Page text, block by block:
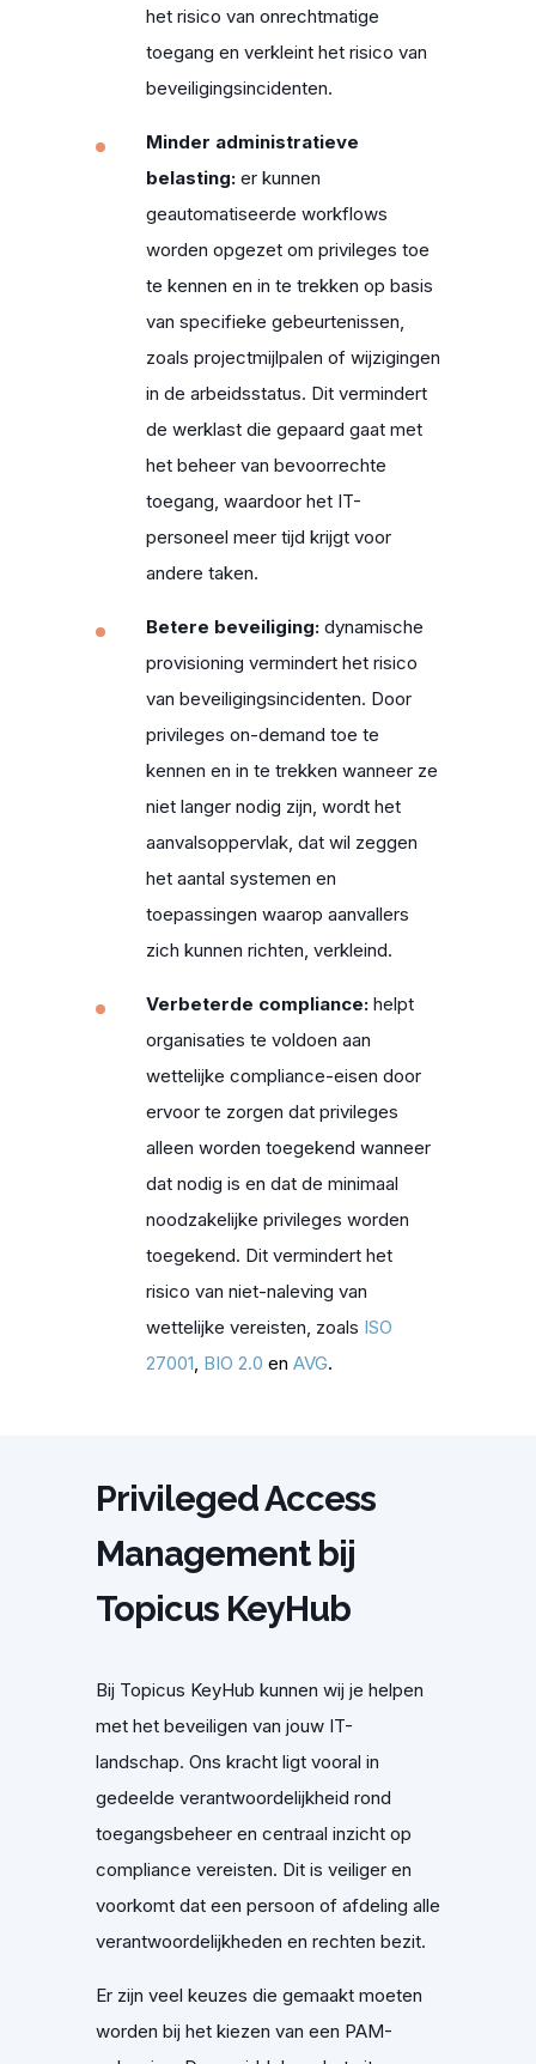
het risico van onrechtmatige
toegang en verkleint het risico van
beveiligingsincidenten.
Minder administratieve
belasting: er kunnen
geautomatiseerde workflows
worden opgezet om privileges toe
te kennen en in te trekken op basis
van specifieke gebeurtenissen,
zoals projectmijlpalen of wijzigingen
in de arbeidsstatus. Dit vermindert
de werklast die gepaard gaat met
het beheer van bevoorrechte
toegang, waardoor het IT-
personeel meer tijd krijgt voor
andere taken.
Betere beveiliging: dynamische
provisioning vermindert het risico
van beveiligingsincidenten. Door
privileges on-demand toe te
kennen en in te trekken wanneer ze
niet langer nodig zijn, wordt het
aanvalsoppervlak, dat wil zeggen
het aantal systemen en
toepassingen waarop aanvallers
zich kunnen richten, verkleind.
Verbeterde compliance: helpt
organisaties te voldoen aan
wettelijke compliance-eisen door
ervoor te zorgen dat privileges
alleen worden toegekend wanneer
dat nodig is en dat de minimaal
noodzakelijke privileges worden
toegekend. Dit vermindert het
risico van niet-naleving van
wettelijke vereisten, zoals ISO
27001, BIO 2.0 en AVG.
Privileged Access
Management bij
Topicus KeyHub
Bij Topicus KeyHub kunnen wij je helpen
met het beveiligen van jouw IT-
landschap. Ons kracht ligt vooral in
gedeelde verantwoordelijkheid rond
toegangsbeheer en centraal inzicht op
compliance vereisten. Dit is veiliger en
voorkomt dat een persoon of afdeling alle
verantwoordelijkheden en rechten bezit.
Er zijn veel keuzes die gemaakt moeten
worden bij het kiezen van een PAM-